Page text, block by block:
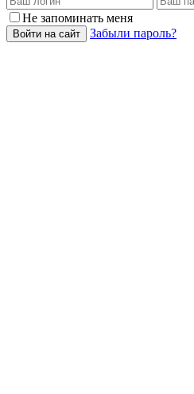
Не запоминать меня
Войти на сайт Забыли пароль?